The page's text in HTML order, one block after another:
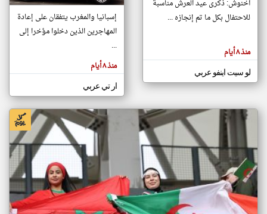
مصادر الأخبار من المغرب
اخبار المغرب على مدار الساعة
أهم اخبار المغرب العاجلة والمباشرة
المقالات
الموجوده
هنا عن
وجهة
نظر
أخنوش: ذكرى عيد العرش مناسبة
للاحتفال بكل ما تم إنجازه ...
منذ ٨ أيام
لو سيت اينفو عربي
إسبانيا والمغرب يتفقان على إعادة
المهاجرين الذين دخلوا مؤخرا إلى
...
منذ ٨ أيام
ار تي عربي
klyoum.com